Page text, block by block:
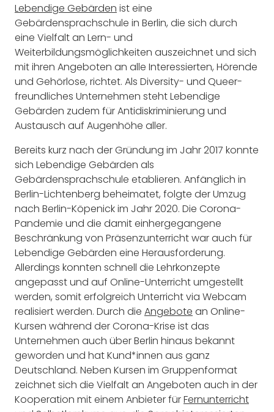
Lebendige Gebärden ist eine
Gebärdensprachschule in Berlin, die sich durch
eine Vielfalt an Lern- und
Weiterbildungsmöglichkeiten auszeichnet und sich
mit ihren Angeboten an alle Interessierten, Hörende
und Gehörlose, richtet. Als Diversity- und Queer-
freundliches Unternehmen steht Lebendige
Gebärden zudem für Antidiskriminierung und
Austausch auf Augenhöhe aller.
Bereits kurz nach der Gründung im Jahr 2017 konnte
sich Lebendige Gebärden als
Gebärdensprachschule etablieren. Anfänglich in
Berlin-Lichtenberg beheimatet, folgte der Umzug
nach Berlin-Köpenick im Jahr 2020. Die Corona-
Pandemie und die damit einhergegangene
Beschränkung von Präsenzunterricht war auch für
Lebendige Gebärden eine Herausforderung.
Allerdings konnten schnell die Lehrkonzepte
angepasst und auf Online-Unterricht umgestellt
werden, somit erfolgreich Unterricht via Webcam
realisiert werden. Durch die Angebote an Online-
Kursen während der Corona-Krise ist das
Unternehmen auch über Berlin hinaus bekannt
geworden und hat Kund*innen aus ganz
Deutschland. Neben Kursen im Gruppenformat
zeichnet sich die Vielfalt an Angeboten auch in der
Kooperation mit einem Anbieter fürFernunterricht